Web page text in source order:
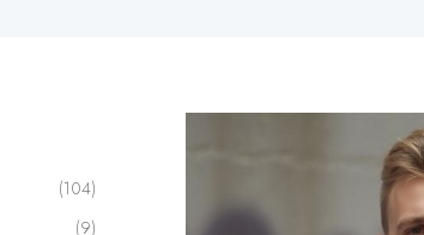
(104)
(9)